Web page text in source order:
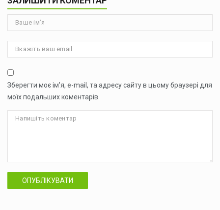
Зберегти моє ім'я, e-mail, та адресу сайту в цьому браузері для
моїх подальших коментарів.
ОПУБЛІКУВАТИ